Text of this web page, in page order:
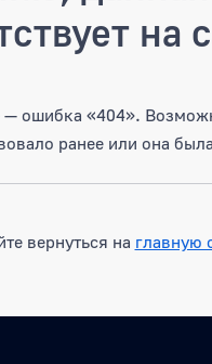
на
ошибка «404».
ранее или она
вернуться на главную